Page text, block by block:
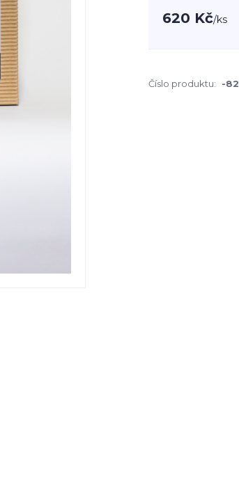
620 Kč/ks
Číslo produktu: -82